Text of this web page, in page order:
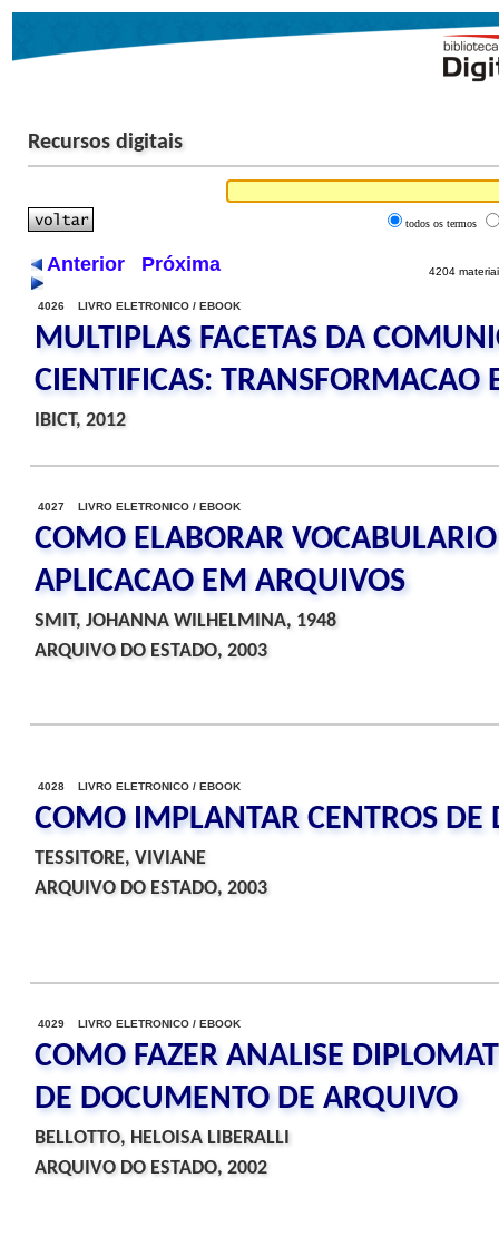
Recursos digitais
todos os termos
Anterior Próxima 4204
4026 LIVRO ELETRONICO / EBOOK
MULTIPLAS FACETAS DA
CIENTIFICAS: TRANSFORMACAO
IBICT, 2012
4027 LIVRO ELETRONICO / EBOOK
COMO ELABORAR
APLICACAO EM ARQUIVOS
SMIT, JOHANNA WILHELMINA, 1948
ARQUIVO DO ESTADO, 2003
4028 LIVRO ELETRONICO / EBOOK
COMO IMPLANTAR CENTROS DE
TESSITORE, VIVIANE
ARQUIVO DO ESTADO, 2003
4029 LIVRO ELETRONICO / EBOOK
COMO FAZER ANALISE
DE DOCUMENTO DE ARQUIVO
BELLOTTO, HELOISA LIBERALLI
ARQUIVO DO ESTADO, 2002